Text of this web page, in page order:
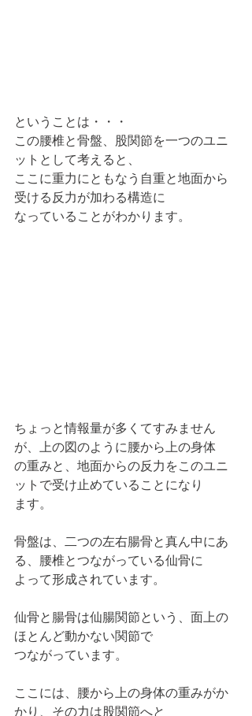
ということは・・・
この腰椎と骨盤、股関節を一つのユニ
ットとして考えると、
ここに重力にともなう自重と地面から
受ける反力が加わる構造に
なっていることがわかります。
ちょっと情報量が多くてすみません
が、上の図のように腰から上の身体
の重みと、地面からの反力をこのユニ
ットで受け止めていることになり
ます。
骨盤は、二つの左右腸骨と真ん中にあ
る、腰椎とつながっている仙骨に
よって形成されています。
仙骨と腸骨は仙腸関節という、面上の
ほとんど動かない関節で
つながっています。
ここには、腰から上の身体の重みがか
かり、その力は股関節へと